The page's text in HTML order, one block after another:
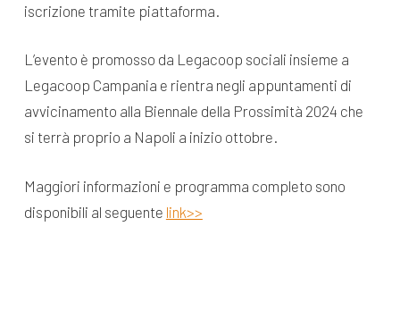
iscrizione tramite piattaforma.
L’evento è promosso da Legacoop sociali insieme a
Legacoop Campania e rientra negli appuntamenti di
avvicinamento alla Biennale della Prossimità 2024 che
si terrà proprio a Napoli a inizio ottobre.
Maggiori informazioni e programma completo sono
disponibili al seguente link>>